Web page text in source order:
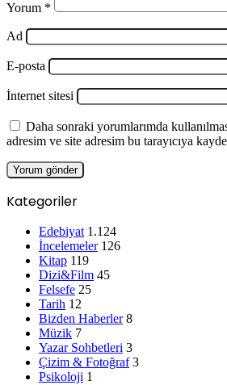
Yorum *
Ad
E-posta
İnternet sitesi
Daha sonraki yorumlarımda
adresim ve site adresim bu tarayıcıya
Kategoriler
Edebiyat 1.124
İncelemeler 126
Kitap 119
Dizi&Film 45
Felsefe 25
Tarih 12
Bizden Haberler 8
Müzik 7
Yazar Sohbetleri 3
Çizim & Fotoğraf 3
Psikoloji 1